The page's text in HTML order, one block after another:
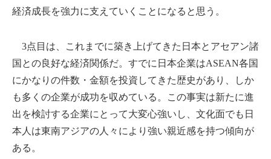
経済成長を強力に支えていくことになると思う。
3点目は、これまでに築き上げてきた日本とアセアン諸
国との良好な経済関係だ。すでに日本企業はASEAN各国
にかなりの件数・金額を投資してきた歴史があり、しか
も多くの企業が成功を収めている。この事実は新たに進
出を検討する企業にとって大変心強いし、文化面でも日
本人は東南アジアの人々により強い親近感を持つ傾向が
ある。